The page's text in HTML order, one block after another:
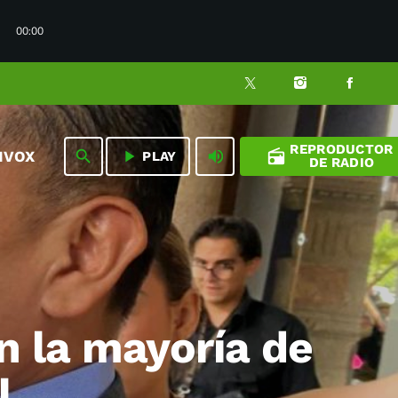
00:00
search play_arrow PLAY volume_up radio REPRODUCTOR
DE RADIO
la mayoría de